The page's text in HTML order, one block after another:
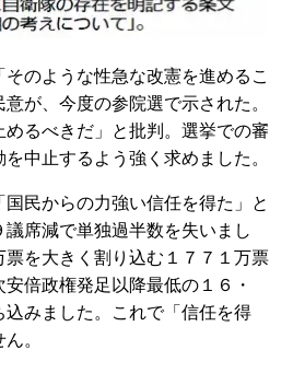
のような性急な改憲を進めるこ
が、今度の参院選で示された。
るべきだ」と批判。選挙での審
中止するよう強く求めました。
民からの力強い信任を得た」と
席減で単独過半数を失いまし
を大きく割り込む１７７１万票
倍政権発足以降最低の１６・
込みました。これで「信任を得
。